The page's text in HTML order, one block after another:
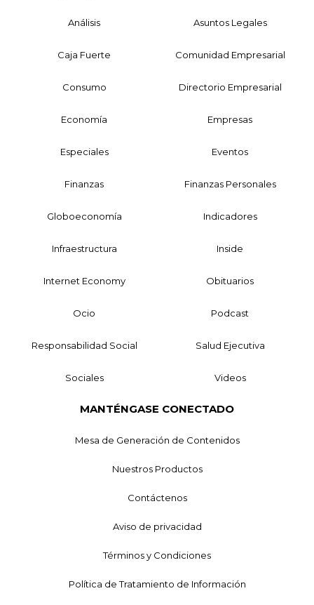
Análisis Asuntos Legales
Caja Fuerte Comunidad Empresarial
Consumo Directorio Empresarial
Economía Empresas
Especiales Eventos
Finanzas Finanzas Personales
Globoeconomía Indicadores
Infraestructura Inside
Internet Economy Obituarios
Ocio Podcast
Responsabilidad Social Salud Ejecutiva
Sociales Videos
MANTÉNGASE CONECTADO
Mesa de Generación de Contenidos
Nuestros Productos
Contáctenos
Aviso de privacidad
Términos y Condiciones
Política de Tratamiento de Información